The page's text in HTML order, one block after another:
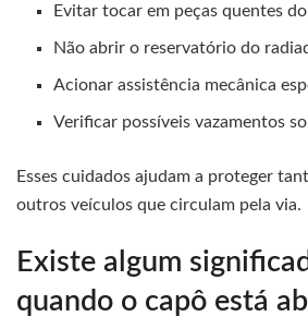
Evitar tocar em peças quentes
Não abrir o reservatório do
Acionar assistência mecânica
Verificar possíveis vazamentos
Esses cuidados ajudam a proteger
outros veículos que circulam pela via.
Existe algum
quando o capô está